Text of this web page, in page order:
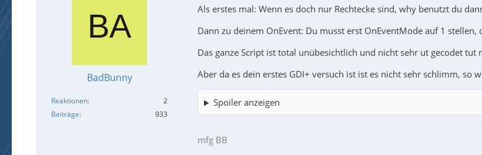
BadBunny
Reaktionen
2
Beiträge
933
Als erstes mal: Wenn es doch nur Rechtecke sind, why benutzt du
Dann zu deinem OnEvent: Du musst erst OnEventMode auf 1 stellen,
Das ganze Script ist total unübesichtlich und nicht sehr ut gecodet tut
Aber da es dein erstes GDI+ versuch ist ist es nicht sehr schlimm, so
Spoiler anzeigen
mfg BB